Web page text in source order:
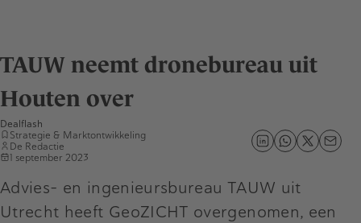
TAUW neemt dronebureau uit
Houten over
Dealflash
Strategie & Marktontwikkeling
De Redactie
1 september 2023
Advies- en ingenieursbureau TAUW uit
Utrecht heeft GeoZICHT overgenomen, een